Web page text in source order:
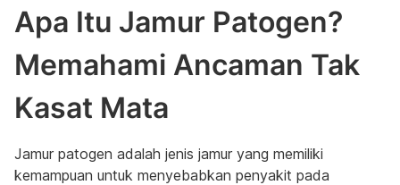
Apa Itu Jamur Patogen?
Memahami Ancaman Tak
Kasat Mata
Jamur patogen adalah jenis jamur yang memiliki
kemampuan untuk menyebabkan penyakit pada